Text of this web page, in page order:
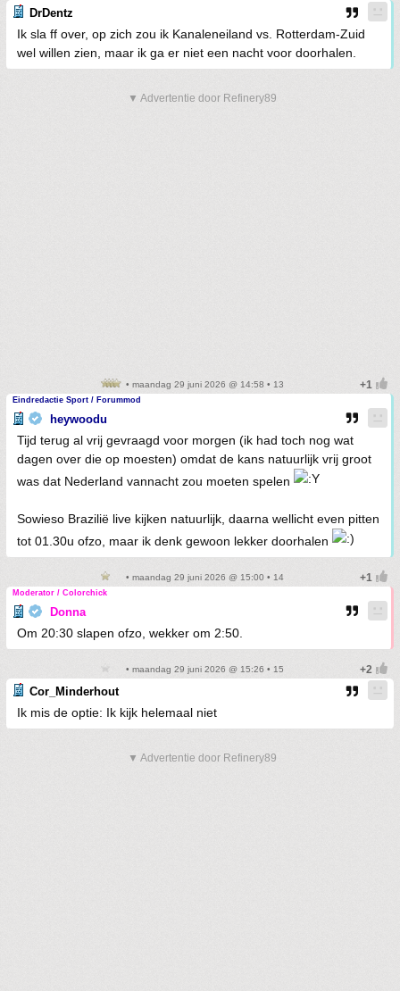
DrDentz
Ik sla ff over, op zich zou ik Kanaleneiland vs. Rotterdam-Zuid
wel willen zien, maar ik ga er niet een nacht voor doorhalen.
▼ Advertentie door Refinery89
• maandag 29 juni 2026 @ 14:58 • 13
Eindredactie Sport / Forummod
heywoodu
Tijd terug al vrij gevraagd voor morgen (ik had toch nog wat
dagen over die op moesten) omdat de kans natuurlijk vrij groot
was dat Nederland vannacht zou moeten spelen
Sowieso Brazilië live kijken natuurlijk, daarna wellicht even pitten
tot 01.30u ofzo, maar ik denk gewoon lekker doorhalen
• maandag 29 juni 2026 @ 15:00 • 14
Moderator / Colorchick
Donna
Om 20:30 slapen ofzo, wekker om 2:50.
• maandag 29 juni 2026 @ 15:26 • 15
Cor_Minderhout
Ik mis de optie: Ik kijk helemaal niet
▼ Advertentie door Refinery89